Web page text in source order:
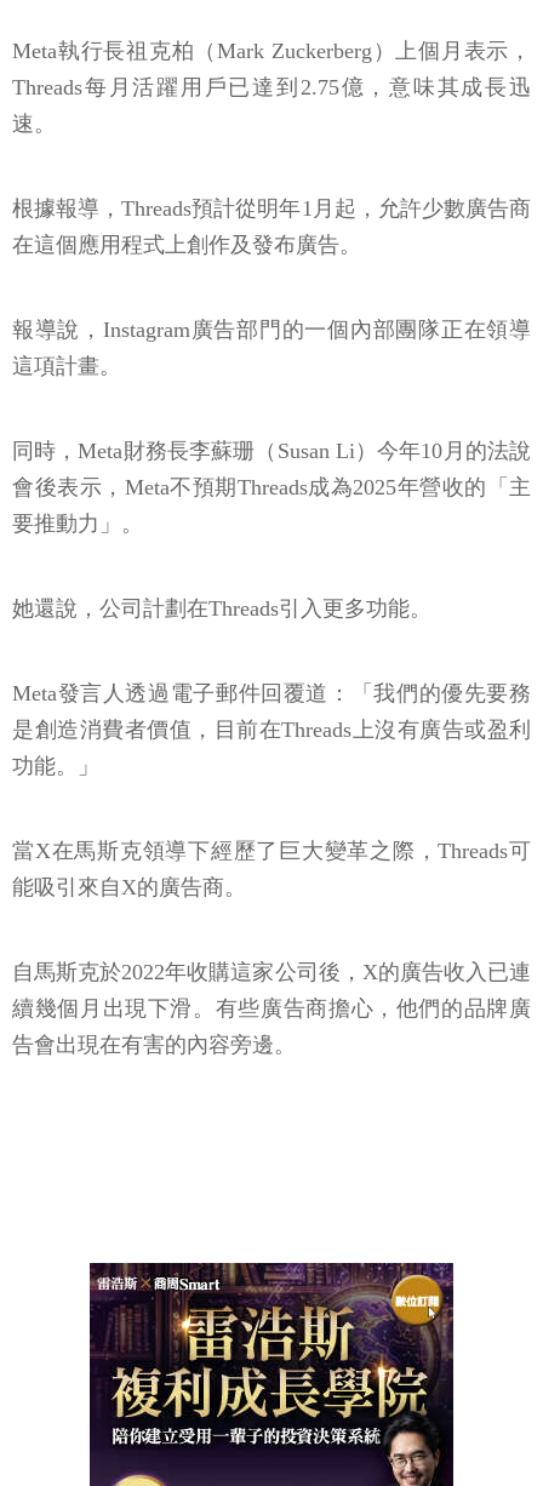
Meta執行長祖克柏（Mark Zuckerberg）上個月表示，
Threads每月活躍用戶已達到2.75億，意味其成長迅
速。
根據報導，Threads預計從明年1月起，允許少數廣告商
在這個應用程式上創作及發布廣告。
報導說，Instagram廣告部門的一個內部團隊正在領導
這項計畫。
同時，Meta財務長李蘇珊（Susan Li）今年10月的法說
會後表示，Meta不預期Threads成為2025年營收的「主
要推動力」。
她還說，公司計劃在Threads引入更多功能。
Meta發言人透過電子郵件回覆道：「我們的優先要務
是創造消費者價值，目前在Threads上沒有廣告或盈利
功能。」
當X在馬斯克領導下經歷了巨大變革之際，Threads可
能吸引來自X的廣告商。
自馬斯克於2022年收購這家公司後，X的廣告收入已連
續幾個月出現下滑。有些廣告商擔心，他們的品牌廣
告會出現在有害的內容旁邊。